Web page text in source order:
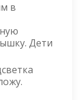
в
Дети